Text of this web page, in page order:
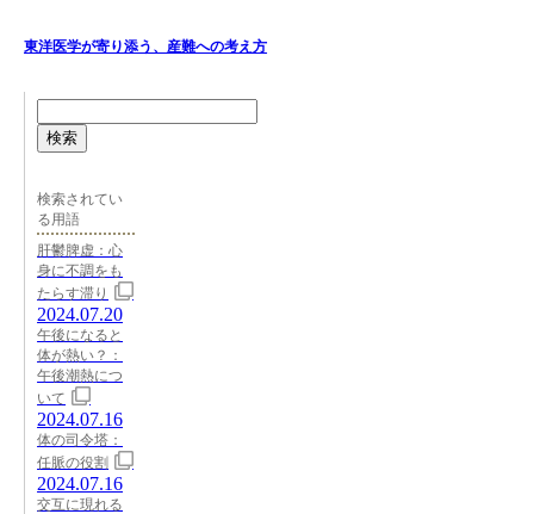
東洋医学が寄り添う、産難への考え方
検索
検索されてい
る用語
肝鬱脾虚：心
身に不調をも
たらす滞り
2024.07.20
午後になると
体が熱い？：
午後潮熱につ
いて
2024.07.16
体の司令塔：
任脈の役割
2024.07.16
交互に現れる